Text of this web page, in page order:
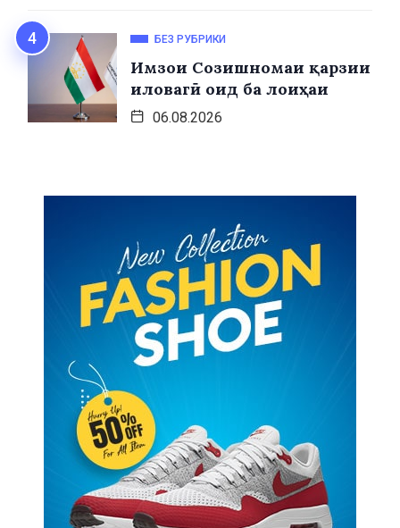
БЕЗ РУБРИКИ
Имзои Созишномаи қарзии
иловагӣ оид ба лоиҳаи
06.08.2026